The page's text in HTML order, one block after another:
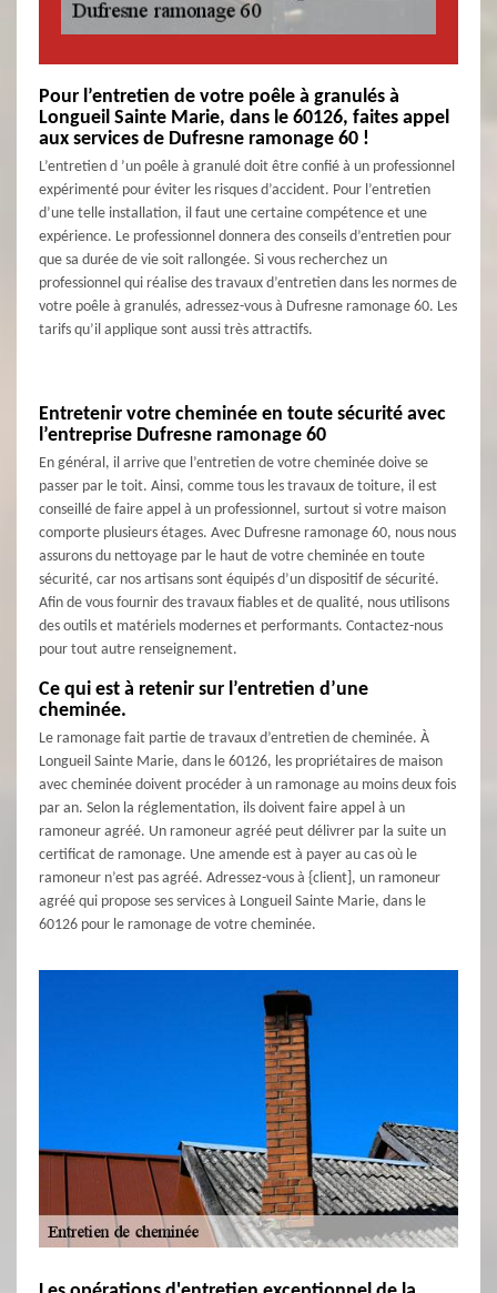
Pour l’entretien de votre poêle à granulés à
Longueil Sainte Marie, dans le 60126, faites appel
aux services de Dufresne ramonage 60 !
L’entretien d ’un poêle à granulé doit être confié à un professionnel
expérimenté pour éviter les risques d’accident. Pour l’entretien
d’une telle installation, il faut une certaine compétence et une
expérience. Le professionnel donnera des conseils d’entretien pour
que sa durée de vie soit rallongée. Si vous recherchez un
professionnel qui réalise des travaux d’entretien dans les normes de
votre poêle à granulés, adressez-vous à Dufresne ramonage 60. Les
tarifs qu’il applique sont aussi très attractifs.
Entretenir votre cheminée en toute sécurité avec
l’entreprise Dufresne ramonage 60
En général, il arrive que l’entretien de votre cheminée doive se
passer par le toit. Ainsi, comme tous les travaux de toiture, il est
conseillé de faire appel à un professionnel, surtout si votre maison
comporte plusieurs étages. Avec Dufresne ramonage 60, nous nous
assurons du nettoyage par le haut de votre cheminée en toute
sécurité, car nos artisans sont équipés d’un dispositif de sécurité.
Afin de vous fournir des travaux fiables et de qualité, nous utilisons
des outils et matériels modernes et performants. Contactez-nous
pour tout autre renseignement.
Ce qui est à retenir sur l’entretien d’une
cheminée.
Le ramonage fait partie de travaux d’entretien de cheminée. À
Longueil Sainte Marie, dans le 60126, les propriétaires de maison
avec cheminée doivent procéder à un ramonage au moins deux fois
par an. Selon la réglementation, ils doivent faire appel à un
ramoneur agréé. Un ramoneur agréé peut délivrer par la suite un
certificat de ramonage. Une amende est à payer au cas où le
ramoneur n’est pas agréé. Adressez-vous à {client], un ramoneur
agréé qui propose ses services à Longueil Sainte Marie, dans le
60126 pour le ramonage de votre cheminée.